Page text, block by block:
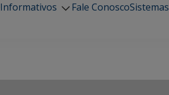
Informativos Fale ConoscoSistemas